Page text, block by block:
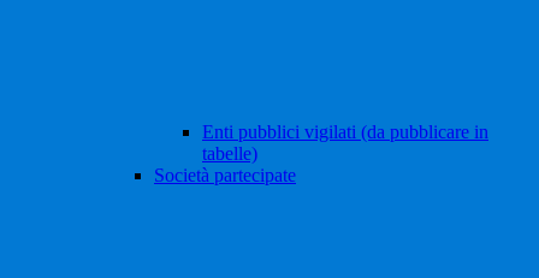
Enti pubblici vigilati (da pubblicare in
tabelle)
Società partecipate